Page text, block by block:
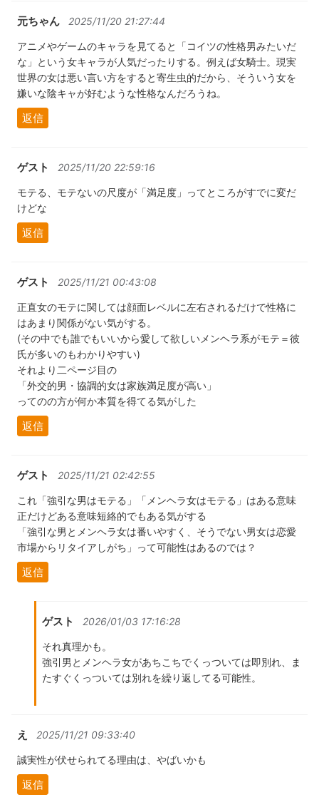
元ちゃん 2025/11/20 21:27:44
アニメやゲームのキャラを見てると「コイツの性格男みたいだ
な」という女キャラが人気だったりする。例えば女騎士。現実
世界の女は悪い言い方をすると寄生虫的だから、そういう女を
嫌いな陰キャが好むような性格なんだろうね。
返信
ゲスト 2025/11/20 22:59:16
モテる、モテないの尺度が「満足度」ってところがすでに変だ
けどな
返信
ゲスト 2025/11/21 00:43:08
正直女のモテに関しては顔面レベルに左右されるだけで性格に
はあまり関係がない気がする。
(その中でも誰でもいいから愛して欲しいメンヘラ系がモテ＝彼
氏が多いのもわかりやすい)
それより二ページ目の
「外交的男・協調的女は家族満足度が高い」
ってのの方が何か本質を得てる気がした
返信
ゲスト 2025/11/21 02:42:55
これ「強引な男はモテる」「メンヘラ女はモテる」はある意味
正だけどある意味短絡的でもある気がする
「強引な男とメンヘラ女は番いやすく、そうでない男女は恋愛
市場からリタイアしがち」って可能性はあるのでは？
返信
ゲスト 2026/01/03 17:16:28
それ真理かも。
強引男とメンヘラ女があちこちでくっついては即別れ、ま
たすぐくっついては別れを繰り返してる可能性。
え 2025/11/21 09:33:40
誠実性が伏せられてる理由は、やばいかも
返信